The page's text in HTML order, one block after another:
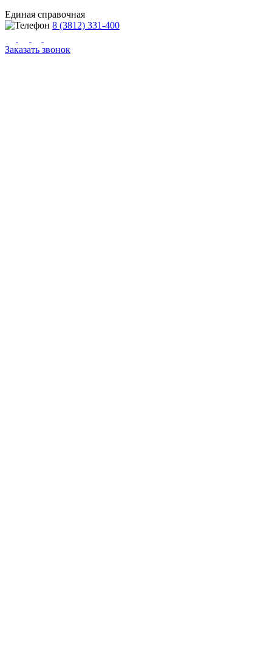
Единая справочная
8 (3812) 331-400
Заказать звонок